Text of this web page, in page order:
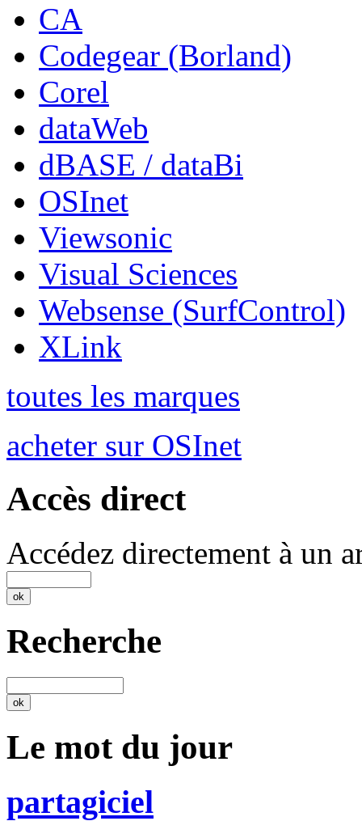
CA
Codegear (Borland)
Corel
dataWeb
dBASE / dataBi
OSInet
Viewsonic
Visual Sciences
Websense (SurfControl)
XLink
toutes les marques
acheter sur OSInet
Accès direct
Accédez directement à un
Recherche
Le mot du jour
partagiciel